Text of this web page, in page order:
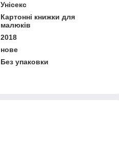
Унісекс
Картонні книжки для
малюків
2018
нове
Без упаковки